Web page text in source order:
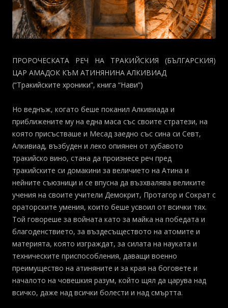
ПРОРОЧЕСКАТА РЕЧ НА ТРАКИЙСКИЯ (БЪЛГАРСКИЯ)
ЦАР АМАДОК КЪМ АТИНЯНИНА АЛКИВИАД
(“Тракийските хроники”, книга “Нави”)
Но веднъж, когато беше поканил Алкивиада и
приближените му на една маса със своите стратези, на
която присъстваше и Месад заедно със сина си Севт,
Алкивиад, възбуден и леко опиянен от хубавото
тракийско вино, стана да произнесе реч пред
тракийските си домакини за величието на Атина и
нейните съюзници и се впусна да възхвалява великите
учения на своите учители Демокрит, Протагор и Сократ с
ораторските умения, които беше усвоил от всички тях.
Той говореше за войната като за майка на победата и
благоденствието, за въздесъществото на атомите и
материята, която изграждат, за силата на науката и
техническите приспособления, даващи военно
преимущество на атиняните и за края на боговете и
началото на човешкия разум, който щял да царува над
всичко, даже над всички болести и над смъртта.